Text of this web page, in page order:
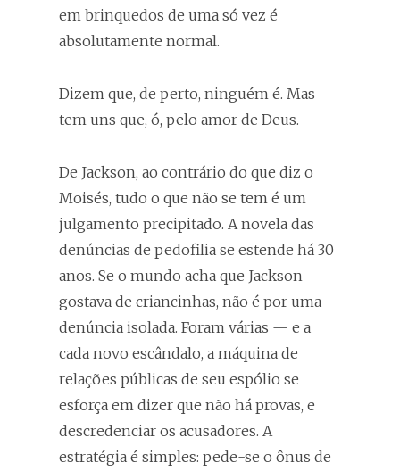
em brinquedos de uma só vez é
absolutamente normal.
Dizem que, de perto, ninguém é. Mas
tem uns que, ó, pelo amor de Deus.
De Jackson, ao contrário do que diz o
Moisés, tudo o que não se tem é um
julgamento precipitado. A novela das
denúncias de pedofilia se estende há 30
anos. Se o mundo acha que Jackson
gostava de criancinhas, não é por uma
denúncia isolada. Foram várias — e a
cada novo escândalo, a máquina de
relações públicas de seu espólio se
esforça em dizer que não há provas, e
descredenciar os acusadores. A
estratégia é simples: pede-se o ônus de